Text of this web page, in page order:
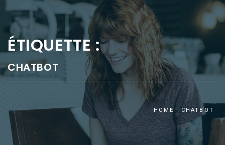
ÉTIQUETTE :
CHATBOT
HOME CHATBOT